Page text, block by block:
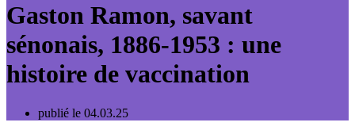
Gaston Ramon, savant
sénonais, 1886-1953 : une
histoire de vaccination
publié le 04.03.25